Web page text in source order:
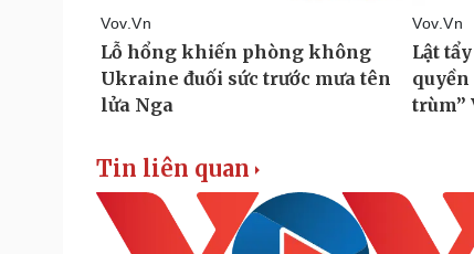
Tin liên quan